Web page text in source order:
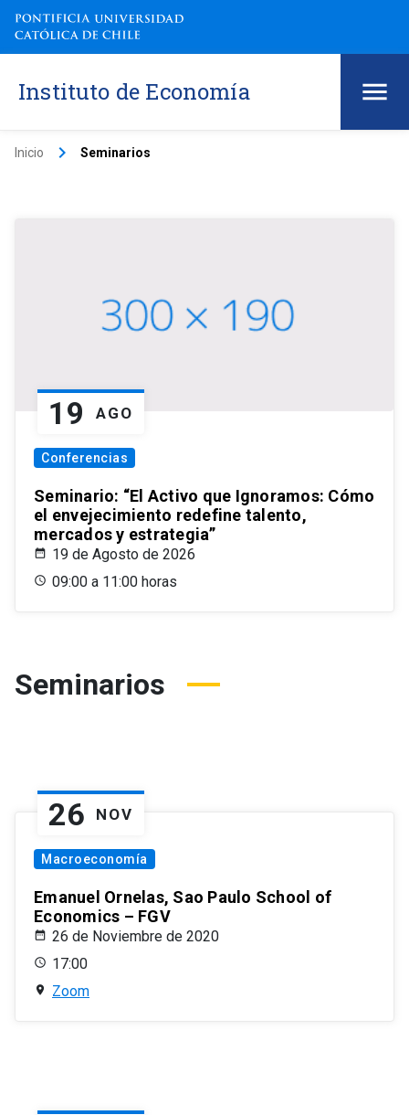
Instituto de Economía
Inicio keyboard_arrow_right Seminarios
19 AGO
Conferencias
Seminario: “El Activo que Ignoramos: Cómo
el envejecimiento redefine talento,
mercados y estrategia”
19 de Agosto de 2026
09:00 a 11:00 horas
Seminarios
26 NOV
Macroeconomía
Emanuel Ornelas, Sao Paulo School of
Economics – FGV
26 de Noviembre de 2020
17:00
Zoom